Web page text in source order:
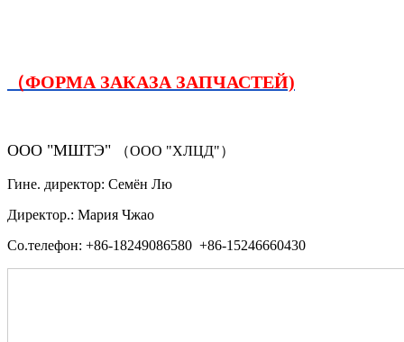
（ФОРМА ЗАКАЗА ЗАПЧАСТЕЙ)
ООО "МШТЭ" （ООО "ХЛЦД"）
Гине. директор: Семён Лю
Директор.: Мария Чжао
Со.телефон: +86-18249086580 +86-15246660430